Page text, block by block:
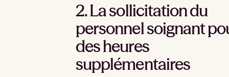
2. La sollicitation du
personnel soignant
des heures
supplémentaires